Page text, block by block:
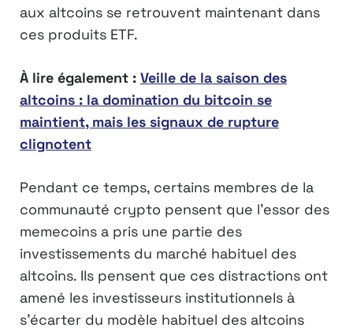
aux altcoins se retrouvent maintenant dans
ces produits ETF.
À lire également : Veille de la saison des
altcoins : la domination du bitcoin se
maintient, mais les signaux de rupture
clignotent
Pendant ce temps, certains membres de la
communauté crypto pensent que l’essor des
memecoins a pris une partie des
investissements du marché habituel des
altcoins. Ils pensent que ces distractions ont
amené les investisseurs institutionnels à
s’écarter du modèle habituel des altcoins